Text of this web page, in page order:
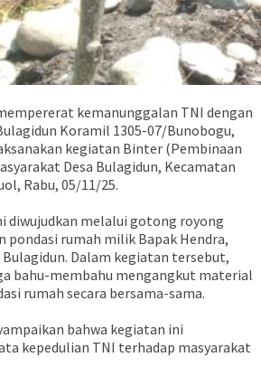
kemanunggalan TNI dengan
Koramil 1305-07/Bunobogu,
kegiatan Binter (Pembinaan
Desa Bulagidun, Kecamatan
Rabu, 05/11/25.
diwujudkan melalui gotong royong
pondasi rumah milik Bapak Hendra,
Bulagidun. Dalam kegiatan tersebut,
bahu-membahu mengangkut material
rumah secara bersama-sama.
bahwa kegiatan ini
kepedulian TNI terhadap masyarakat